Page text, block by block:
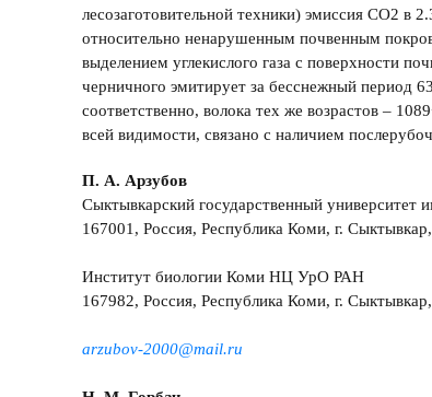
лесозаготовительной техники) эмиссия СО2 в
относительно ненарушенным почвенным
выделением углекислого газа с поверхности
черничного эмитирует за бесснежный период
соответственно, волока тех же возрастов –
всей видимости, связано с наличием
П. А. Арзубов
Сыктывкарский государственный университет
167001, Россия, Республика Коми, г.
Институт биологии Коми НЦ УрО РАН
167982, Россия, Республика Коми, г.
arzubov-2000@mail.ru